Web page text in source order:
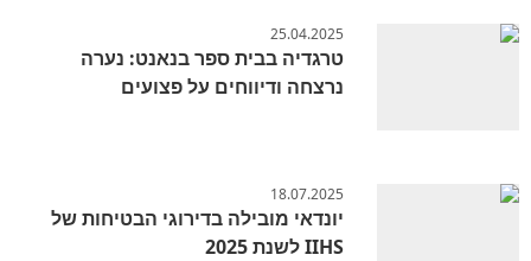
25.04.2025
טרגדיה בבית ספר בנאנט: נערה
נרצחה ודיווחים על פצועים
18.07.2025
יונדאי מובילה בדירוגי הבטיחות של
IIHS לשנת 2025